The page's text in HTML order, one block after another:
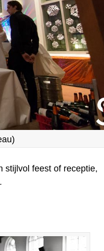
stijlvol feest of receptie,